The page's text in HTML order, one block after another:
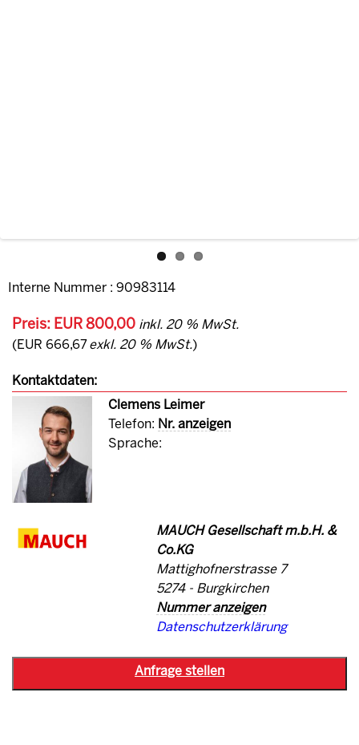
Interne Nummer : 90983114
Preis: EUR 800,00 inkl. 20 % MwSt.
(EUR 666,67 exkl. 20 % MwSt.)
Kontaktdaten:
Clemens Leimer
Telefon: Nr. anzeigen
Sprache:
MAUCH Gesellschaft m.b.H. &
Co.KG
Mattighofnerstrasse 7
5274 - Burgkirchen
Nummer anzeigen
Datenschutzerklärung